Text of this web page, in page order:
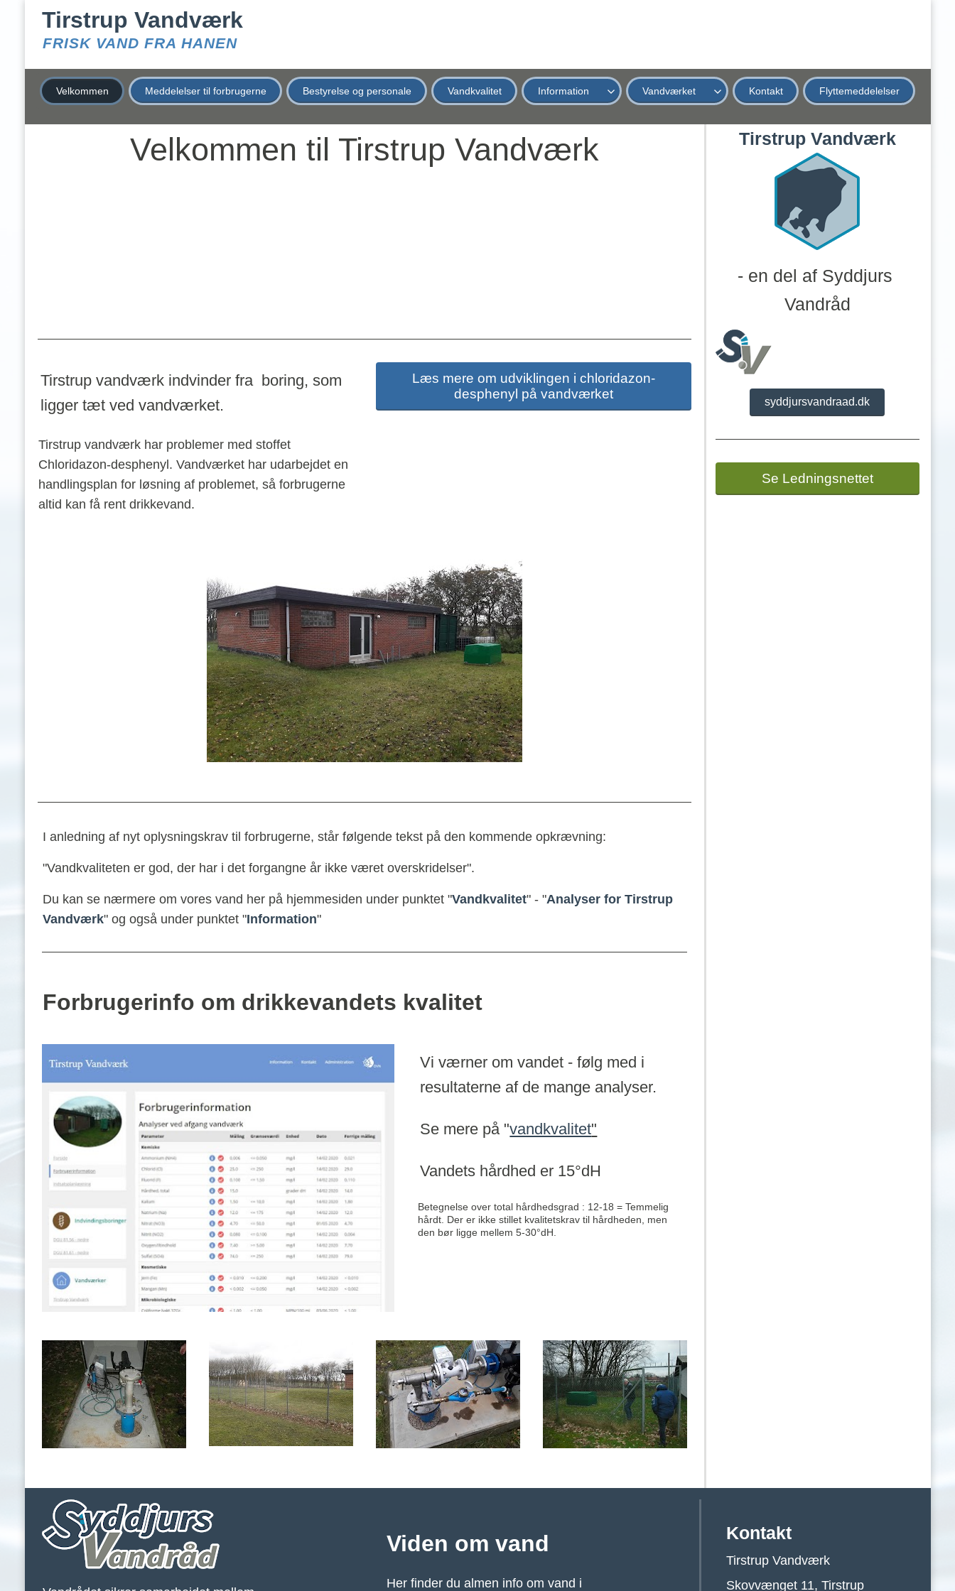
Tirstrup Vandværk
FRISK VAND FRA HANEN
Velkommen Meddelelser til forbrugerne Bestyrelse og personale Vandkvalitet Information Vandværket Kontakt Flyttemeddelelser
Velkommen til Tirstrup Vandværk
Tirstrup vandværk indvinder fra  boring, som
ligger tæt ved vandværket.
Tirstrup vandværk har problemer med stoffet
Chloridazon-desphenyl. Vandværket har udarbejdet en
handlingsplan for løsning af problemet, så forbrugerne
altid kan få rent drikkevand.
Læs mere om udviklingen i chloridazon-
desphenyl på vandværket
I anledning af nyt oplysningskrav til forbrugerne, står følgende tekst på den kommende opkrævning:
"Vandkvaliteten er god, der har i det forgangne år ikke været overskridelser".
Du kan se nærmere om vores vand her på hjemmesiden under punktet "Vandkvalitet" - "Analyser for Tirstrup
Vandværk" og også under punktet "Information"
Forbrugerinfo om drikkevandets kvalitet
Vi værner om vandet - følg med i
resultaterne af de mange analyser.
Se mere på "vandkvalitet"
Vandets hårdhed er 15°dH
Betegnelse over total hårdhedsgrad : 12-18 = Temmelig
hårdt. Der er ikke stillet kvalitetskrav til hårdheden, men
den bør ligge mellem 5-30°dH.
Tirstrup Vandværk
- en del af Syddjurs
Vandråd
syddjursvandraad.dk
Se Ledningsnettet
Viden om vand
Her finder du almen info om vand i
Kontakt
Tirstrup Vandværk
Skovvænget 11, Tirstrup